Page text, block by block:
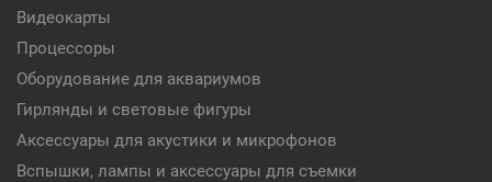
Видеокарты
Процессоры
Оборудование для аквариумов
Гирлянды и световые фигуры
Аксессуары для акустики и микрофонов
Вспышки, лампы и аксессуары для съемки